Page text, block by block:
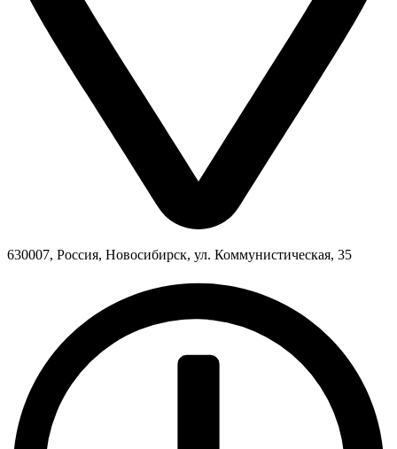
630007, Россия, Новосибирск, ул. Коммунистическая, 35